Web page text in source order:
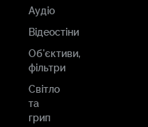
Аудіо
Відеостіни
Об'єктиви,
фільтри
Світло
та
грип